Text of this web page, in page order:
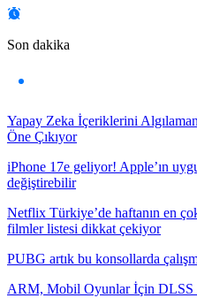
Son dakika
Yapay Zeka İçeriklerini
Öne Çıkıyor
iPhone 17e geliyor! Apple’ın
değiştirebilir
Netflix Türkiye’de haftanın en
filmler listesi dikkat çekiyor
PUBG artık bu konsollarda
ARM, Mobil Oyunlar İçin DLSS